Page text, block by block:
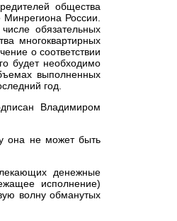
общества
России.
обязательных
многоквартирных
о соответствии
будет необходимо
выполненных
год.
Владимиром
она не может быть
денежные
исполнение)
волну обманутых